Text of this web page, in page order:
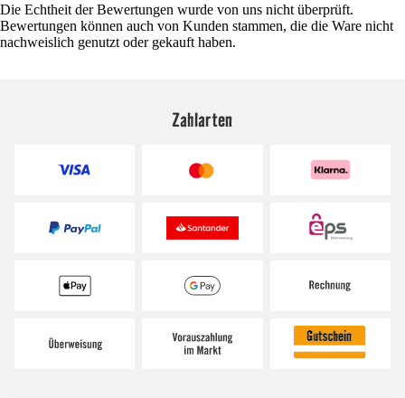
Die Echtheit der Bewertungen wurde von uns nicht überprüft.
Bewertungen können auch von Kunden stammen, die die Ware nicht
nachweislich genutzt oder gekauft haben.
Zahlarten